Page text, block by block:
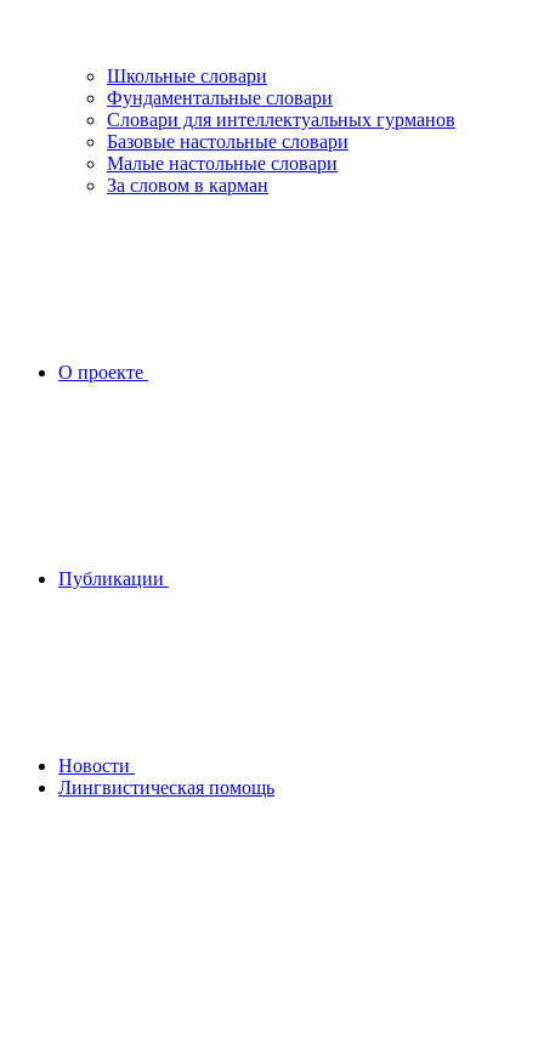
Школьные словари
Фундаментальные словари
Словари для интеллектуальных гурманов
Базовые настольные словари
Малые настольные словари
За словом в карман
О проекте
Публикации
Новости
Лингвистическая помощь